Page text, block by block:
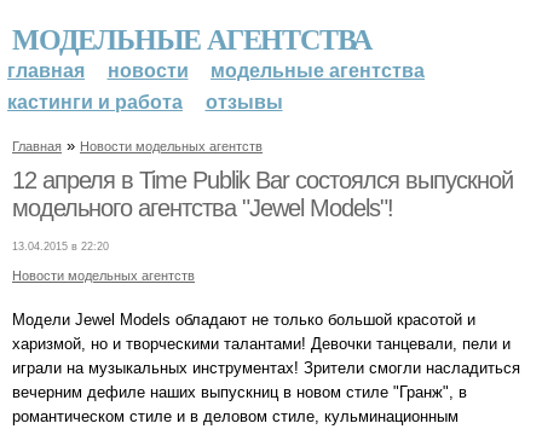
МОДЕЛЬНЫЕ АГЕНТСТВА
главная новости
модельные агентства
кастинги и работа
отзывы
Главная » Новости модельных агентств
12 апреля в Time Publik Bar состоялся выпускной
модельного агентства "Jewel Models"!
13.04.2015 в 22:20
Новости модельных агентств
Модели Jewel Models обладают не только большой красотой и
харизмой, но и творческими талантами! Девочки танцевали, пели и
играли на музыкальных инструментах! Зрители смогли насладиться
вечерним дефиле наших выпускниц в новом стиле "Гранж", в
романтическом стиле и в деловом стиле, кульминационным